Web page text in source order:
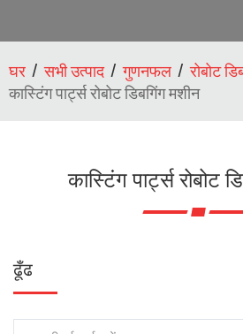
घर सभी उत्पाद गुणनफल
रोबोट
कास्टिंग पार्ट्स रोबोट डिबगिंग मशीन
कास्टिंग पार्ट्स रोबोट
ढूँढ